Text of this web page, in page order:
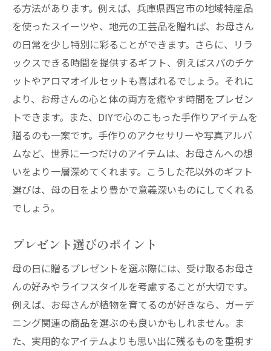
る方法があります。例えば、兵庫県西宮市の地域特産品
を使ったスイーツや、地元の工芸品を贈れば、お母さん
の日常を少し特別に彩ることができます。さらに、リラ
ックスできる時間を提供するギフト、例えばスパのチケ
ットやアロマオイルセットも喜ばれるでしょう。それに
より、お母さんの心と体の両方を癒やす時間をプレゼン
トできます。また、DIYで心のこもった手作りアイテムを
贈るのも一案です。手作りのアクセサリーや写真アルバ
ムなど、世界に一つだけのアイテムは、お母さんへの想
いをより一層深めてくれます。こうした花以外のギフト
選びは、母の日をより豊かで意義深いものにしてくれる
でしょう。
プレゼント選びのポイント
母の日に贈るプレゼントを選ぶ際には、受け取るお母さ
んの好みやライフスタイルを考慮することが大切です。
例えば、お母さんが植物を育てるのが好きなら、ガーデ
ニング関連の商品を選ぶのも良いかもしれません。ま
た、実用的なアイテムよりも思い出に残るものを重視す